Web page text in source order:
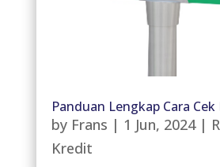
Panduan Lengkap Cara
by Frans | 1 Jun, 2024|
Kredit